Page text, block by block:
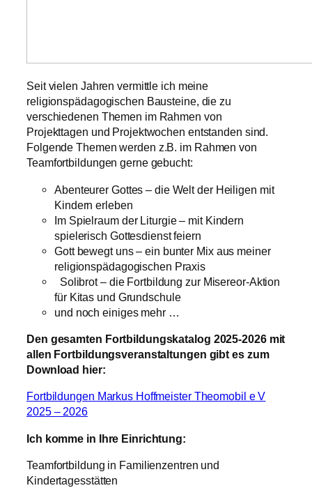
Seit vielen Jahren vermittle ich meine
religionspädagogischen Bausteine, die zu
verschiedenen Themen im Rahmen von
Projekttagen und Projektwochen entstanden sind.
Folgende Themen werden z.B. im Rahmen von
Teamfortbildungen gerne gebucht:
Abenteurer Gottes – die Welt der Heiligen mit
Kindern erleben
Im Spielraum der Liturgie – mit Kindern
spielerisch Gottesdienst feiern
Gott bewegt uns – ein bunter Mix aus meiner
religionspädagogischen Praxis
Solibrot – die Fortbildung zur Misereor-Aktion
für Kitas und Grundschule
und noch einiges mehr …
Den gesamten Fortbildungskatalog 2025-2026 mit
allen Fortbildungsveranstaltungen gibt es zum
Download hier:
Fortbildungen Markus Hoffmeister Theomobil e V
2025 – 2026
Ich komme in Ihre Einrichtung:
Teamfortbildung in Familienzentren und
Kindertagesstätten